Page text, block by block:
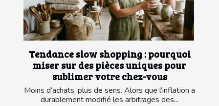
Tendance slow shopping : pourquoi
miser sur des pièces uniques pour
sublimer votre chez-vous
Moins d’achats, plus de sens. Alors que l’inflation a
durablement modifié les arbitrages des...